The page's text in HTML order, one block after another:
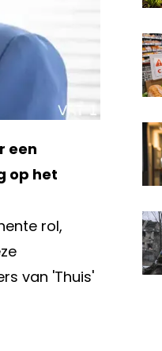
een
op het
rol,
van 'Thuis'